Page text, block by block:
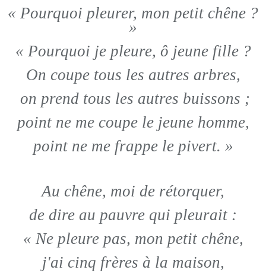
« Pourquoi pleurer, mon petit chêne ?
»
« Pourquoi je pleure, ô jeune fille ?
On coupe tous les autres arbres,
on prend tous les autres buissons ;
point ne me coupe le jeune homme,
point ne me frappe le pivert. »
Au chêne, moi de rétorquer,
de dire au pauvre qui pleurait :
« Ne pleure pas, mon petit chêne,
j'ai cinq frères à la maison,